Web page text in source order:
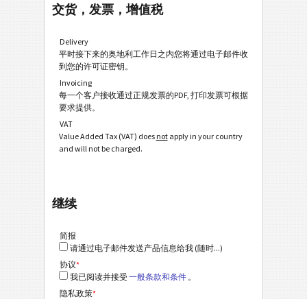
交货，发票，增值税
Delivery
平时接下来的奥地利工作日之内您将通过电子邮件收
到您的许可证密钥。
Invoicing
每一个客户接收通过正规发票的PDF, 打印发票可根据
要求提供。
VAT
Value Added Tax (VAT) does notapply in your country
and will not be charged.
继续
简报
请通过电子邮件发送产品信息给我 (随时...)
协议*
我已阅读并接受一般条款和条件 。
隐私政策*